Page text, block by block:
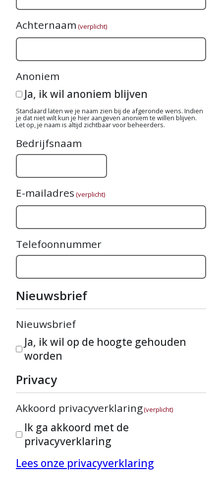
Achternaam (verplicht)
Anoniem
Ja, ik wil anoniem blijven
Standaard laten we je naam zien bij de afgeronde wens. Indien
je dat niet wilt kun je hier aangeven anoniem te willen blijven.
Let op, je naam is altijd zichtbaar voor beheerders.
Bedrijfsnaam
E-mailadres (verplicht)
Telefoonnummer
Nieuwsbrief
Nieuwsbrief
Ja, ik wil op de hoogte gehouden
worden
Privacy
Akkoord privacyverklaring(verplicht)
Ik ga akkoord met de
privacyverklaring
Lees onze privacyverklaring